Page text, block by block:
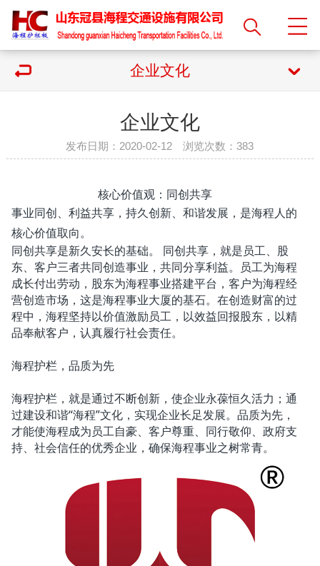
企业文化
企业文化
发布日期：2020-02-12 浏览次数：383
核心价值观：同创共享
事业同创、利益共享，持久创新、和谐发展，是海程人的
核心价值取向。
同创共享是新久安长的基础。 同创共享，就是员工、股
东、客户三者共同创造事业，共同分享利益。员工为海程
成长付出劳动，股东为海程事业搭建平台，客户为海程经
营创造市场，这是海程事业大厦的基石。在创造财富的过
程中，海程坚持以价值激励员工，以效益回报股东，以精
品奉献客户，认真履行社会责任。
海程护栏，品质为先
海程护栏，就是通过不断创新，使企业永葆恒久活力；通
过建设和谐“海程”文化，实现企业长足发展。品质为先，
才能使海程成为员工自豪、客户尊重、同行敬仰、政府支
持、社会信任的优秀企业，确保海程事业之树常青。